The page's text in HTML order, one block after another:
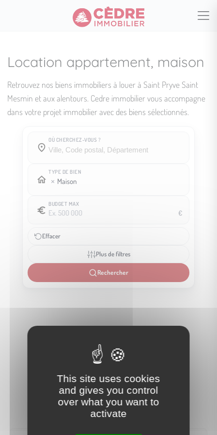
Location appartement, maison
Retrouvez nos biens immobiliers à louer à Saint Pryve Saint
Mesmin et aux alentours. Cedre immobilier vous accompagne
dans votre projet immobilier avec des biens sélectionnés.
OÙ CHERCHEZ-VOUS ?
Où cherchez-vous ?
Où cherchez-vous ?
TYPE DE BIEN
Maison
BUDGET MAX
€
Effacer
Plus de filtres
Rechercher
This site uses cookies
and gives you control
over what you want to
activate